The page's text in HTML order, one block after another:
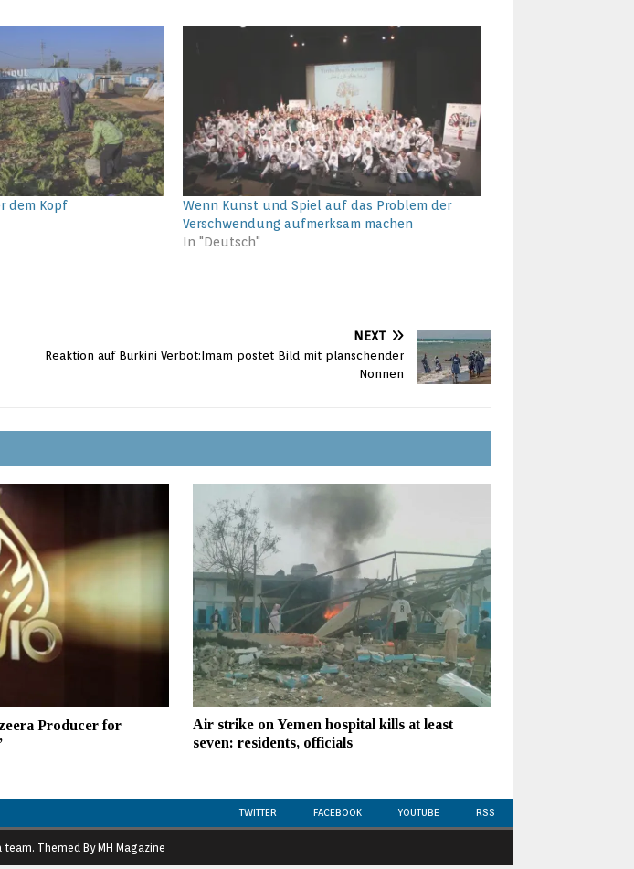
dem Kopf
Wenn Kunst und Spiel auf das Problem der
Verschwendung aufmerksam machen
In "Deutsch"
NEXT
Reaktion auf Burkini Verbot:Imam postet Bild mit planschender
Nonnen
Producer for
Air strike on Yemen hospital kills at least
seven: residents, officials
TWITTER FACEBOOK YOUTUBE RSS
Themed By MH Magazine